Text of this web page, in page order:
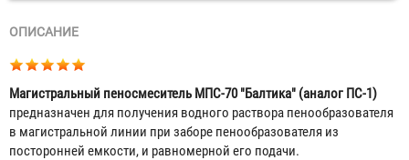
ОПИСАНИЕ
Магистральный пеносмеситель МПС-70 "Балтика" (аналог ПС-1)
предназначен для получения водного раствора пенообразователя
в магистральной линии при заборе пенообразователя из
посторонней емкости, и равномерной его подачи.